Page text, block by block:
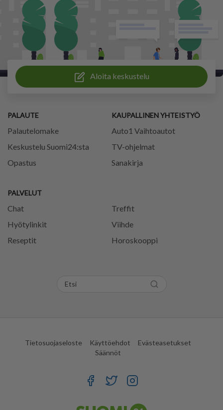
Aloita keskustelu
PALAUTE
Palautelomake
Keskustelu Suomi24:sta
Opastus
PALVELUT
Chat
Treffit
Hyötylinkit
Viihde
Reseptit
Horoskooppi
KAUPALLINEN YHTEISTYÖ
Auto1 Vaihtoautot
TV-ohjelmat
Sanakirja
Tietosuojaseloste Käyttöehdot
Evästeasetukset
Säännöt